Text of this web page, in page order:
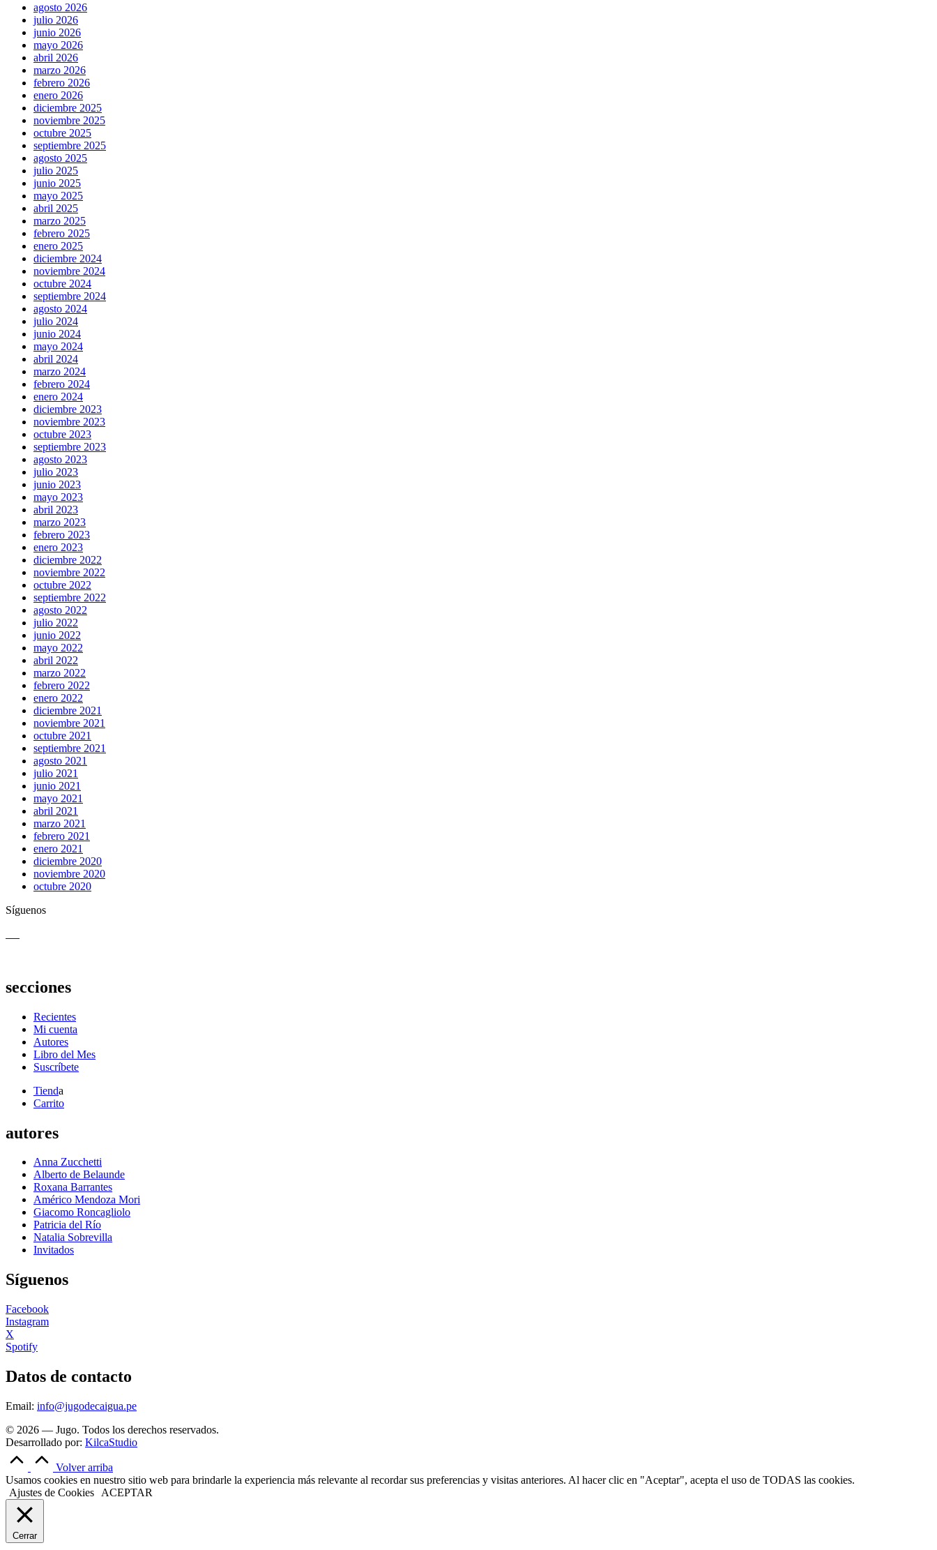
agosto 2026
julio 2026
junio 2026
mayo 2026
abril 2026
marzo 2026
febrero 2026
enero 2026
diciembre 2025
noviembre 2025
octubre 2025
septiembre 2025
agosto 2025
julio 2025
junio 2025
mayo 2025
abril 2025
marzo 2025
febrero 2025
enero 2025
diciembre 2024
noviembre 2024
octubre 2024
septiembre 2024
agosto 2024
julio 2024
junio 2024
mayo 2024
abril 2024
marzo 2024
febrero 2024
enero 2024
diciembre 2023
noviembre 2023
octubre 2023
septiembre 2023
agosto 2023
julio 2023
junio 2023
mayo 2023
abril 2023
marzo 2023
febrero 2023
enero 2023
diciembre 2022
noviembre 2022
octubre 2022
septiembre 2022
agosto 2022
julio 2022
junio 2022
mayo 2022
abril 2022
marzo 2022
febrero 2022
enero 2022
diciembre 2021
noviembre 2021
octubre 2021
septiembre 2021
agosto 2021
julio 2021
junio 2021
mayo 2021
abril 2021
marzo 2021
febrero 2021
enero 2021
diciembre 2020
noviembre 2020
octubre 2020
Síguenos
secciones
Recientes
Mi cuenta
Autores
Libro del Mes
Suscríbete
Tienda
Carrito
autores
Anna Zucchetti
Alberto de Belaunde
Roxana Barrantes
Américo Mendoza Mori
Giacomo Roncagliolo
Patricia del Río
Natalia Sobrevilla
Invitados
Síguenos
Facebook
Instagram
X
Spotify
Datos de contacto
Email: info@jugodecaigua.pe
© 2026 — Jugo. Todos los derechos reservados.
Desarrollado por: KilcaStudio
Volver arriba
Usamos cookies en nuestro sitio web para brindarle la experiencia más relevante al recordar sus preferencias y visitas anteriores. Al hacer clic en "Aceptar", acepta el uso de TODAS las cookies.
Ajustes de Cookies
ACEPTAR
Cerrar